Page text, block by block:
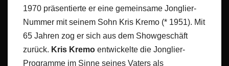
1970 präsentierte er eine gemeinsame Jonglier-
Nummer mit seinem Sohn Kris Kremo (* 1951). Mit
65 Jahren zog er sich aus dem Showgeschäft
zurück. Kris Kremo entwickelte die Jonglier-
Programme im Sinne seines Vaters als